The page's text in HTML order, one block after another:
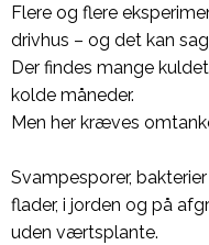
Flere og flere
drivhus – og det kan
Der findes mange
kolde måneder.
Men her kræves
Svampesporer,
flader, i jorden og på
uden værtsplante.